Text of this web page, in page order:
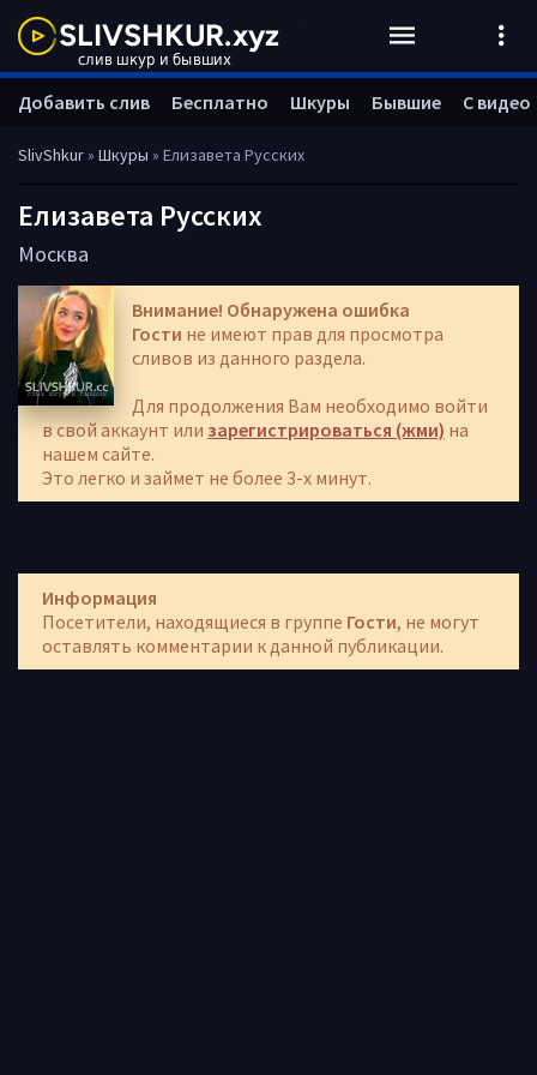
SlivShkur» Шкуры » Елизавета Русских
Елизавета Русских
Москва
Внимание! Обнаружена ошибка
Гости не имеют прав для просмотра
сливов из данного раздела.
Для продолжения Вам необходимо войти
в свой аккаунт или зарегистрироваться (жми) на
нашем сайте.
Это легко и займет не более 3-х минут.
Информация
Посетители, находящиеся в группе Гости, не могут
оставлять комментарии к данной публикации.
Добавить слив Бесплатно Шкуры Бывшие С видео